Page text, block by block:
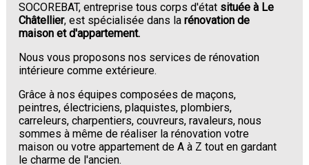
SOCOREBAT, entreprise tous corps d'état située à Le
Châtellier, est spécialisée dans larénovation de
maison et d'appartement.
Nous vous proposons nos services de rénovation
intérieure comme extérieure.
Grâce à nos équipes composées de maçons,
peintres, électriciens, plaquistes, plombiers,
carreleurs, charpentiers, couvreurs, ravaleurs, nous
sommes à même de réaliser la rénovation votre
maison ou votre appartement de A à Z tout en gardant
le charme de l'ancien.